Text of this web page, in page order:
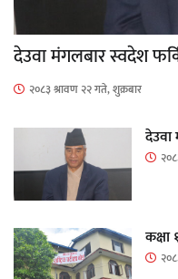
देउवा मंगलबार स्वदेश
२०८३ श्रावण २२ गते, शुक्रबार
कक्षा